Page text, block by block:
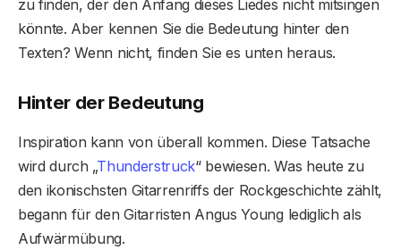
zu finden, der den Anfang dieses Liedes nicht mitsingen
könnte. Aber kennen Sie die Bedeutung hinter den
Texten? Wenn nicht, finden Sie es unten heraus.
Hinter der Bedeutung
Inspiration kann von überall kommen. Diese Tatsache
wird durch „Thunderstruck“ bewiesen. Was heute zu
den ikonischsten Gitarrenriffs der Rockgeschichte zählt,
begann für den Gitarristen Angus Young lediglich als
Aufwärmübung.